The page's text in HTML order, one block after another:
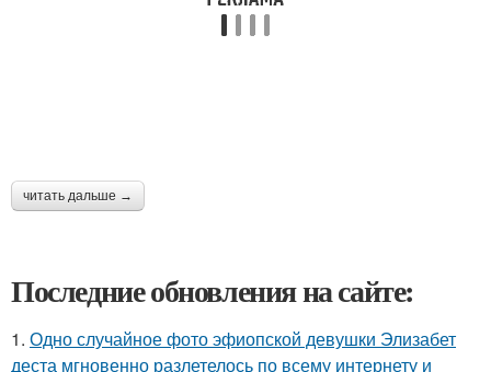
читать дальше →
Последние обновления на сайте:
1. Одно случайное фото эфиопской девушки Элизабет
деста мгновенно разлетелось по всему интернету и